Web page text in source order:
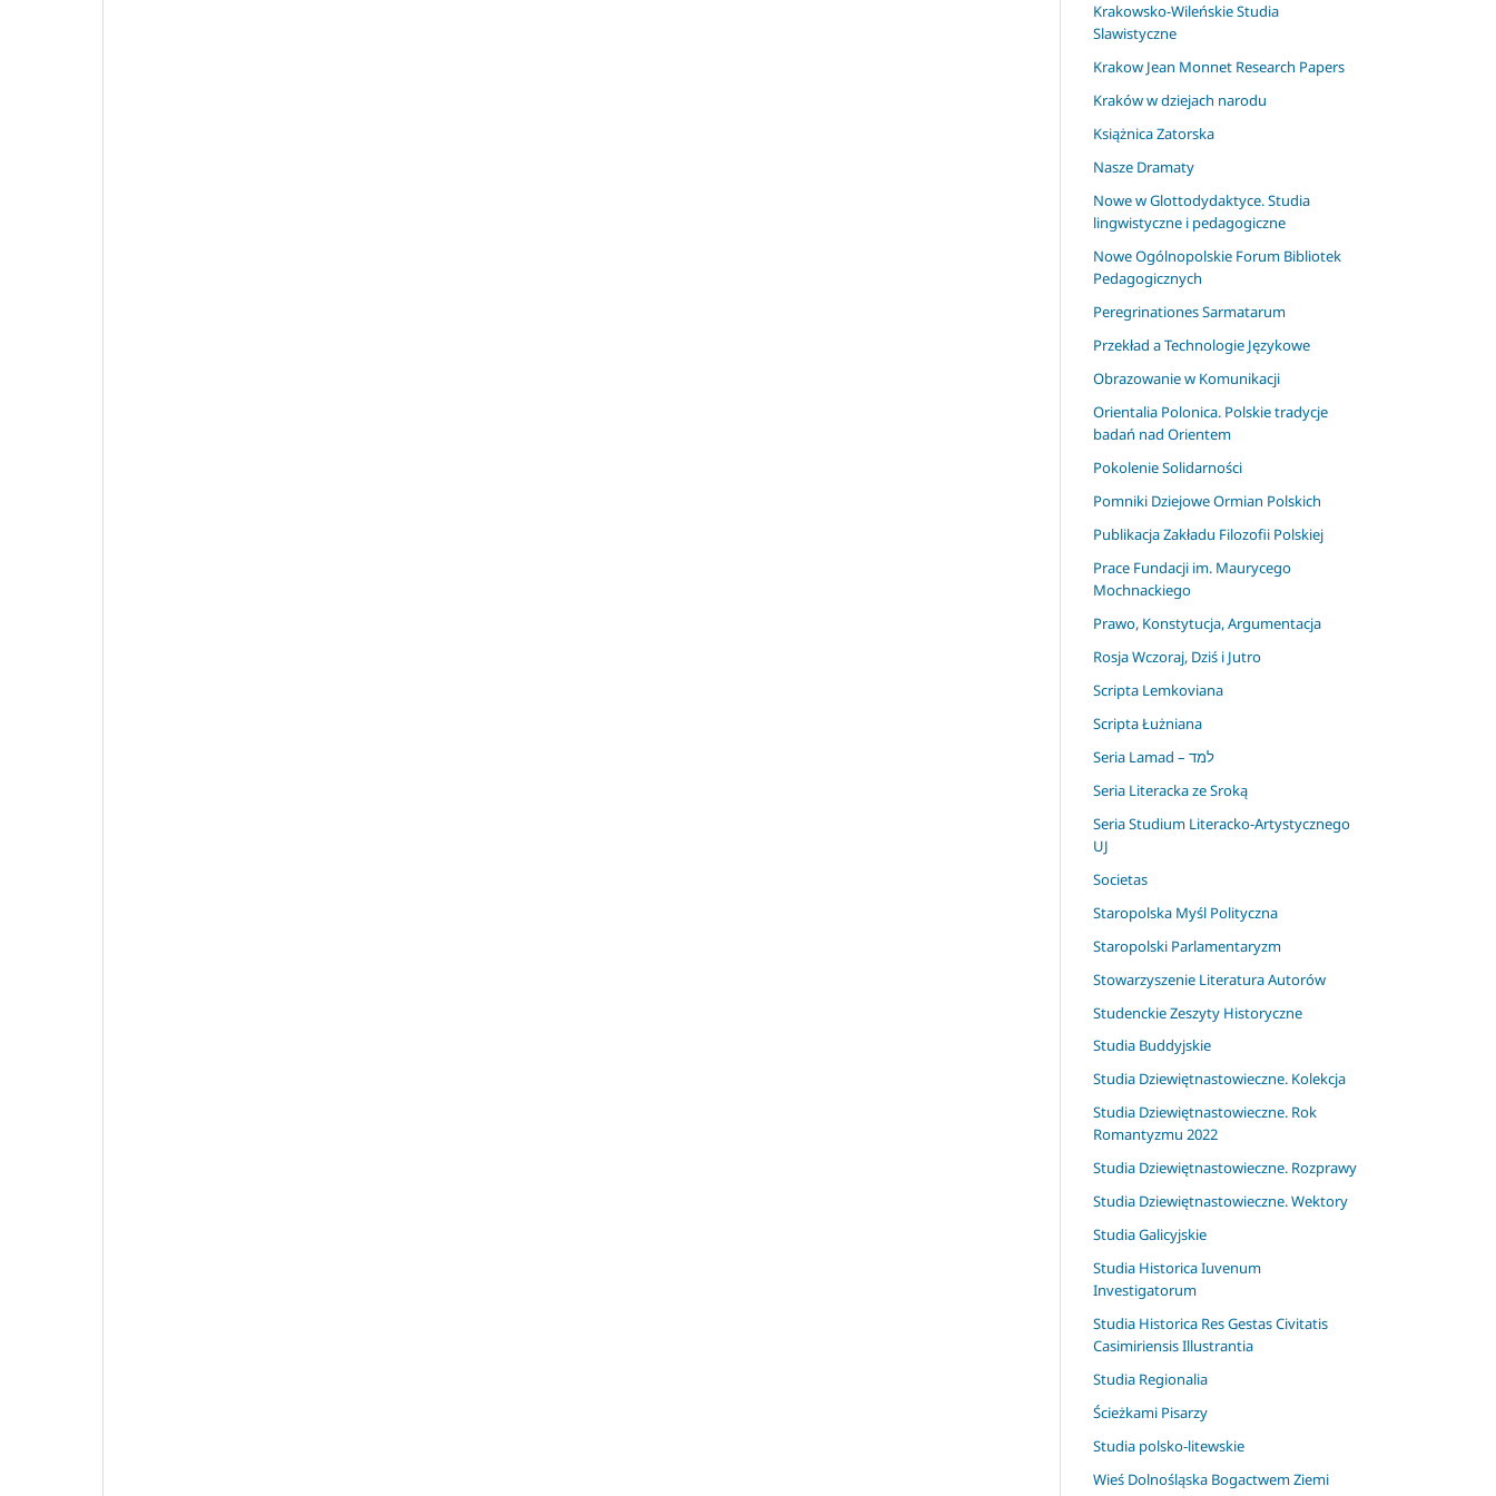
Krakowsko-Wileńskie Studia
Slawistyczne
Krakow Jean Monnet Research Papers
Kraków w dziejach narodu
Książnica Zatorska
Nasze Dramaty
Nowe w Glottodydaktyce. Studia
lingwistyczne i pedagogiczne
Nowe Ogólnopolskie Forum Bibliotek
Pedagogicznych
Peregrinationes Sarmatarum
Przekład a Technologie Językowe
Obrazowanie w Komunikacji
Orientalia Polonica. Polskie tradycje
badań nad Orientem
Pokolenie Solidarności
Pomniki Dziejowe Ormian Polskich
Publikacja Zakładu Filozofii Polskiej
Prace Fundacji im. Maurycego
Mochnackiego
Prawo, Konstytucja, Argumentacja
Rosja Wczoraj, Dziś i Jutro
Scripta Lemkoviana
Scripta Łużniana
Seria Lamad – למד
Seria Literacka ze Sroką
Seria Studium Literacko-Artystycznego
UJ
Societas
Staropolska Myśl Polityczna
Staropolski Parlamentaryzm
Stowarzyszenie Literatura Autorów
Studenckie Zeszyty Historyczne
Studia Buddyjskie
Studia Dziewiętnastowieczne. Kolekcja
Studia Dziewiętnastowieczne. Rok
Romantyzmu 2022
Studia Dziewiętnastowieczne. Rozprawy
Studia Dziewiętnastowieczne. Wektory
Studia Galicyjskie
Studia Historica Iuvenum
Investigatorum
Studia Historica Res Gestas Civitatis
Casimiriensis Illustrantia
Studia Regionalia
Ścieżkami Pisarzy
Studia polsko-litewskie
Wieś Dolnośląska Bogactwem Ziemi